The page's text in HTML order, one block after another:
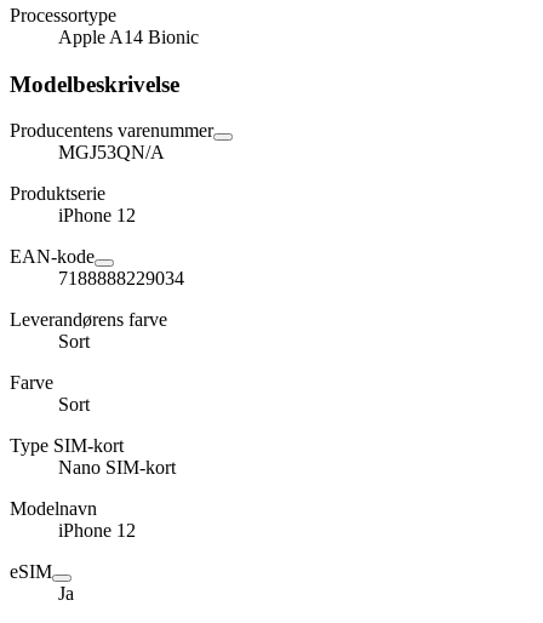
Processortype
Apple A14 Bionic
Modelbeskrivelse
Producentens varenummer
MGJ53QN/A
Produktserie
iPhone 12
EAN-kode
7188888229034
Leverandørens farve
Sort
Farve
Sort
Type SIM-kort
Nano SIM-kort
Modelnavn
iPhone 12
eSIM
Ja